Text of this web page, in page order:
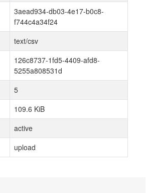
3aead934-db03-4e17-b0c8-
f744c4a34f24
text/csv
126c8737-1fd5-4409-afd8-
5255a808531d
5
109.6 KiB
active
upload